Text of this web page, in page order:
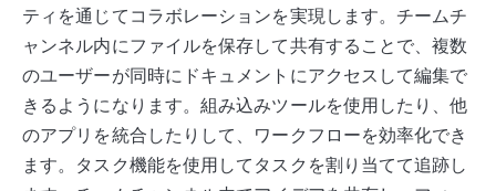
ティを通じてコラボレーションを実現します。チームチ
ャンネル内にファイルを保存して共有することで、複数
のユーザーが同時にドキュメントにアクセスして編集で
きるようになります。組み込みツールを使用したり、他
のアプリを統合したりして、ワークフローを効率化でき
ます。タスク機能を使用してタスクを割り当てて追跡し